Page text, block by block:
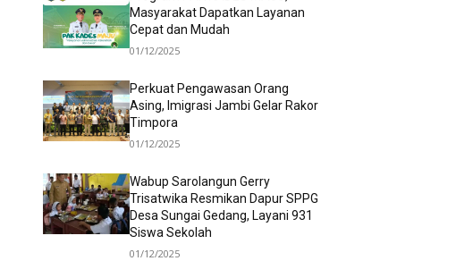
Masyarakat Dapatkan Layanan
Cepat dan Mudah
01/12/2025
Perkuat Pengawasan Orang
Asing, Imigrasi Jambi Gelar Rakor
Timpora
01/12/2025
Wabup Sarolangun Gerry
Trisatwika Resmikan Dapur SPPG
Desa Sungai Gedang, Layani 931
Siswa Sekolah
01/12/2025